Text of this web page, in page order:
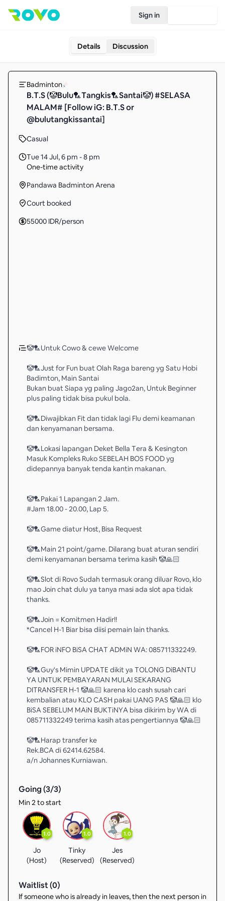
Sign in
Details Discussion
Badminton
B.T.S (🤡Bulu🏸Tangkis🏸Santai🤡) #SELASA
MALAM# [Follow iG: B.T.S or
@bulutangkissantai]
Casual
Tue 14 Jul,6 pm - 8 pm
One-time activity
Pandawa Badminton Arena
Court booked
55000 IDR/person
🤡🏸Untuk Cowo & cewe Welcome
🤡🏸Just for Fun buat Olah Raga bareng yg Satu Hobi
Badimton, Main Santai
Bukan buat Siapa yg paling Jago2an, Untuk Beginner
plus paling tidak bisa pukul bola.
🤡🏸Diwajibkan Fit dan tidak lagi Flu demi keamanan
dan kenyamanan bersama.
🤡🏸Lokasi lapangan Deket Bella Tera & Kesington
Masuk Kompleks Ruko SEBELAH BOS FOOD yg
didepannya banyak tenda kantin makanan.
🤡🏸Pakai 1 Lapangan 2 Jam.
#Jam 18.00 - 20.00, Lap 5.
🤡🏸Game diatur Host, Bisa Request
🤡🏸Main 21 point/game. Dilarang buat aturan sendiri
demi kenyamanan bersama terima kasih 🤡🙏🏻
🤡🏸Slot di Rovo Sudah termasuk orang diluar Rovo, klo
mao Join chat dulu ya tanya masi ada slot apa tidak
thanks.
🤡🏸Join = Komitmen Hadir!!
*Cancel H-1 Biar bisa diisi pemain lain thanks.
🤡🏸FOR iNFO BiSA CHAT ADMiN WA: 085711332249.
🤡🏸Guy's Mimin UPDATE dikit ya TOLONG DiBANTU
YA UNTUK PEMBAYARAN MULAI SEKARANG
DITRANSFER H-1 🤡🙏🏻 karena klo cash susah cari
kembalian atau KLO CASH pakai UANG PAS 🤡🙏🏻 klo
BiSA SEBELUM MAiN BUKTiNYA bisa dikirim by WA di
085711332249 terima kasih atas pengertiannya 🤡🙏🏻
🤡🏸Harap transfer ke
Rek.BCA di 62414.62584.
a/n Johannes Kurniawan.
Going (3/3)
Min 2 to start
1.0
Jo
(Host)
1.0
Tinky
(Reserved)
1.0
Jes
(Reserved)
Waitlist (0)
If someone who is already in leaves, then the next person in